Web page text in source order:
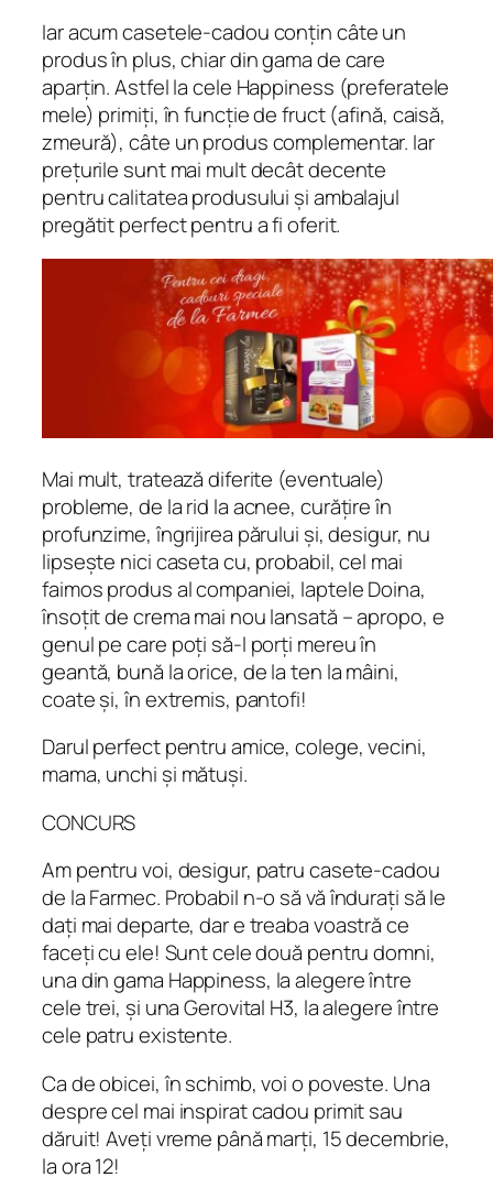
Iar acum casetele-cadou conțin câte un
produs în plus, chiar din gama de care
aparțin. Astfel la cele Happiness (preferatele
mele) primiți, în funcție de fruct (afină, caisă,
zmeură), câte un produs complementar. Iar
prețurile sunt mai mult decât decente
pentru calitatea produsului și ambalajul
pregătit perfect pentru a fi oferit.
Mai mult, tratează diferite (eventuale)
probleme, de la rid la acnee, curățire în
profunzime, îngrijirea părului și, desigur, nu
lipsește nici caseta cu, probabil, cel mai
faimos produs al companiei, laptele Doina,
însoțit de crema mai nou lansată – apropo, e
genul pe care poți să-l porți mereu în
geantă, bună la orice, de la ten la mâini,
coate și, în extremis, pantofi!
Darul perfect pentru amice, colege, vecini,
mama, unchi și mătuși.
CONCURS
Am pentru voi, desigur, patru casete-cadou
de la Farmec. Probabil n-o să vă îndurați să le
dați mai departe, dar e treaba voastră ce
faceți cu ele! Sunt cele două pentru domni,
una din gama Happiness, la alegere între
cele trei, și una Gerovital H3, la alegere între
cele patru existente.
Ca de obicei, în schimb, voi o poveste. Una
despre cel mai inspirat cadou primit sau
dăruit! Aveți vreme până marți, 15 decembrie,
la ora 12!